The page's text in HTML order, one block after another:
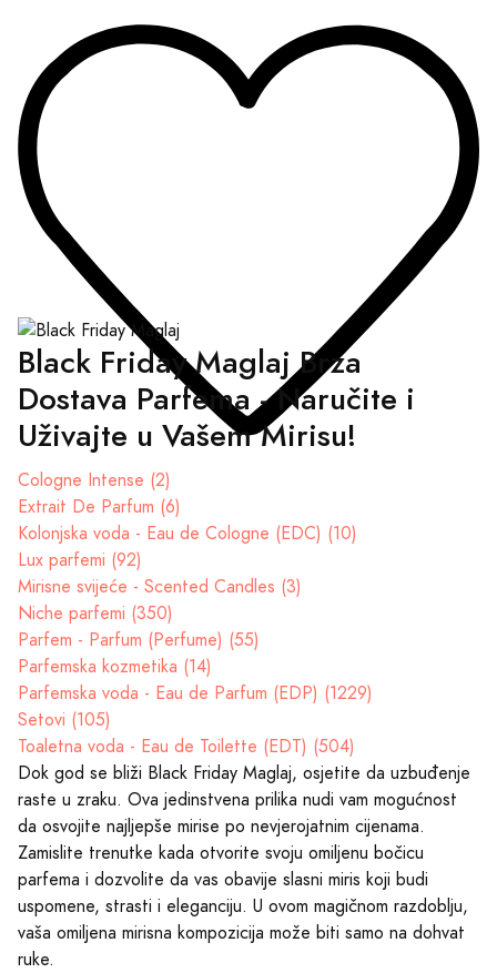
Black Friday Maglaj Brza
Dostava Parfema - Naručite i
Uživajte u Vašem Mirisu!
Cologne Intense (2)
Extrait De Parfum (6)
Kolonjska voda - Eau de Cologne (EDC) (10)
Lux parfemi (92)
Mirisne svijeće - Scented Candles (3)
Niche parfemi (350)
Parfem - Parfum (Perfume) (55)
Parfemska kozmetika (14)
Parfemska voda - Eau de Parfum (EDP) (1229)
Setovi (105)
Toaletna voda - Eau de Toilette (EDT) (504)
Dok god se bliži Black Friday Maglaj, osjetite da uzbuđenje
raste u zraku. Ova jedinstvena prilika nudi vam mogućnost
da osvojite najljepše mirise po nevjerojatnim cijenama.
Zamislite trenutke kada otvorite svoju omiljenu bočicu
parfema i dozvolite da vas obavije slasni miris koji budi
uspomene, strasti i eleganciju. U ovom magičnom razdoblju,
vaša omiljena mirisna kompozicija može biti samo na dohvat
ruke.